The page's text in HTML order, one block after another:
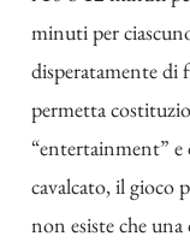
minuti per
disperatamente di
permetta
“entertainment” e
cavalcato, il gioco
non esiste che una